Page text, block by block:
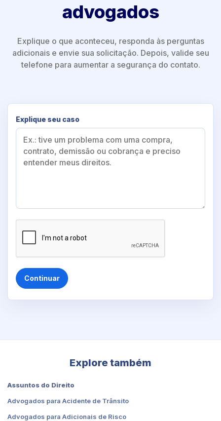
advogados
Explique o que aconteceu, responda às perguntas
adicionais e envie sua solicitação. Depois, valide seu
telefone para aumentar a segurança do contato.
Explique seu caso
Continuar
Explore também
Assuntos do Direito
Advogados para Acidente de Trânsito
Advogados para Adicionais de Risco